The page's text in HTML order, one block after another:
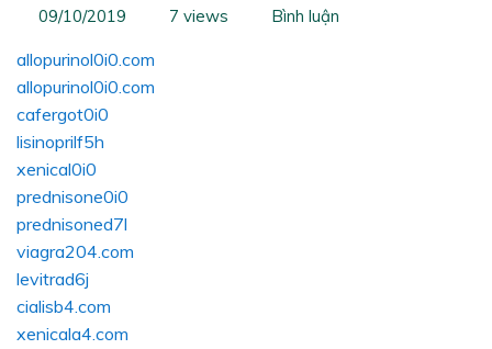
09/10/2019 7 views Bình luận
allopurinol0i0.com
allopurinol0i0.com
cafergot0i0
lisinoprilf5h
xenical0i0
prednisone0i0
prednisoned7l
viagra204.com
levitrad6j
cialisb4.com
xenicala4.com